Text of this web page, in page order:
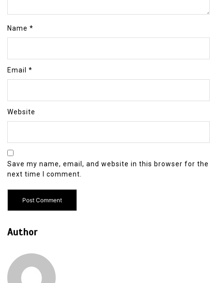
Name *
Email *
Website
Save my name, email, and website in this browser for the
next time I comment.
Author